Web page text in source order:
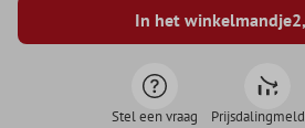
In het winkelmandje
Stel een vraag